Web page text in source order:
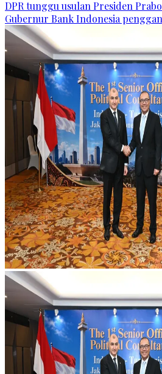
DPR tunggu usulan Presiden
Gubernur Bank Indonesia